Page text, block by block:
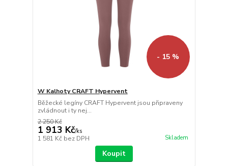
- 15 %
W Kalhoty CRAFT Hypervent
Běžecké legíny CRAFT Hypervent jsou připraveny
zvládnout i ty nej...
2 250 Kč
1 913 Kč/ks
1 581 Kč bez DPH Skladem
Koupit